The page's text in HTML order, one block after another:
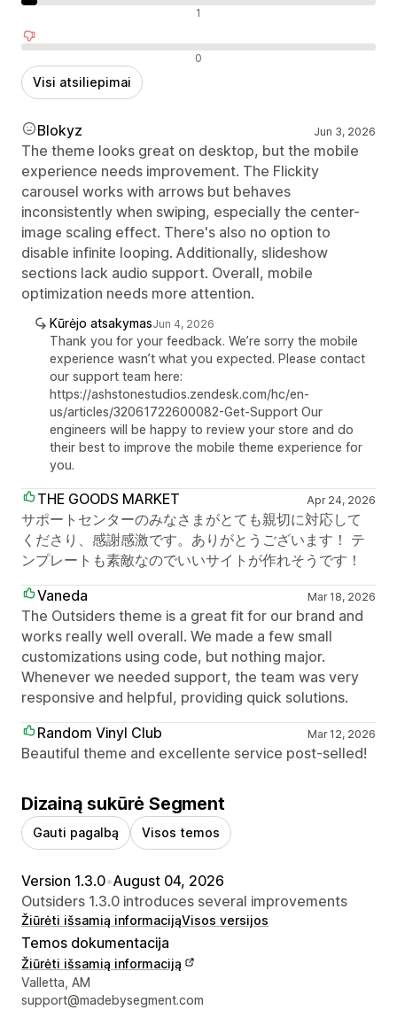
Neutralūs atsiliepimai 1
Neigiami atsiliepimai 0
Visi atsiliepimai
Blokyz Jun 3, 2026
The theme looks great on desktop, but the mobile
experience needs improvement. The Flickity
carousel works with arrows but behaves
inconsistently when swiping, especially the center-
image scaling effect. There's also no option to
disable infinite looping. Additionally, slideshow
sections lack audio support. Overall, mobile
optimization needs more attention.
Kūrėjo atsakymasJun 4, 2026
Thank you for your feedback. We’re sorry the mobile
experience wasn’t what you expected. Please contact
our support team here:
https://ashstonestudios.zendesk.com/hc/en-
us/articles/32061722600082-Get-Support Our
engineers will be happy to review your store and do
their best to improve the mobile theme experience for
you.
THE GOODS MARKET Apr 24, 2026
サポートセンターのみなさまがとても親切に対応して
くださり、感謝感激です。ありがとうございます！ テ
ンプレートも素敵なのでいいサイトが作れそうです！
Vaneda
Mar 18, 2026
The Outsiders theme is a great fit for our brand and
works really well overall. We made a few small
customizations using code, but nothing major.
Whenever we needed support, the team was very
responsive and helpful, providing quick solutions.
Random Vinyl Club
Mar 12, 2026
Beautiful theme and excellente service post-selled!
Dizainą sukūrė Segment
Gauti pagalbą Visos temos
Version 1.3.0•August 04, 2026
Outsiders 1.3.0 introduces several improvements
Žiūrėti išsamią informacijąVisos versijos
Temos dokumentacija
Žiūrėti išsamią informaciją
Kūrėjo kontaktiniai duomenys
Valletta, AM
support@madebysegment.com